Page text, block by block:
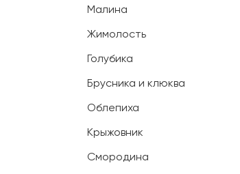
Малина
Жимолость
Голубика
Брусника и клюква
Облепиха
Крыжовник
Смородина